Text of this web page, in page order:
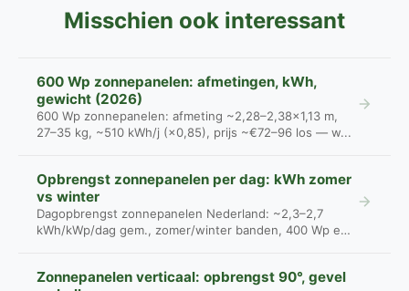
Misschien ook interessant
600 Wp zonnepanelen: afmetingen, kWh,
gewicht (2026)
600 Wp zonnepanelen: afmeting ~2,28–2,38×1,13 m,
27–35 kg, ~510 kWh/j (×0,85), prijs ~€72–96 los — w...
Opbrengst zonnepanelen per dag: kWh zomer
vs winter
Dagopbrengst zonnepanelen Nederland: ~2,3–2,7
kWh/kWp/dag gem., zomer/winter banden, 400 Wp en
Zonnepanelen verticaal: opbrengst 90°, gevel